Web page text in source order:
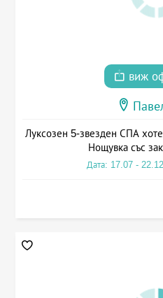
виж
Луксозен 5-звезден СПА
Нощувка със
Дата: 17.07 -